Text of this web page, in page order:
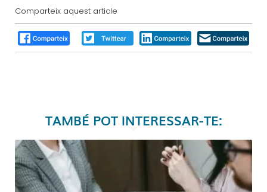
Comparteix aquest article
TAMBÉ POT INTERESSAR-TE: